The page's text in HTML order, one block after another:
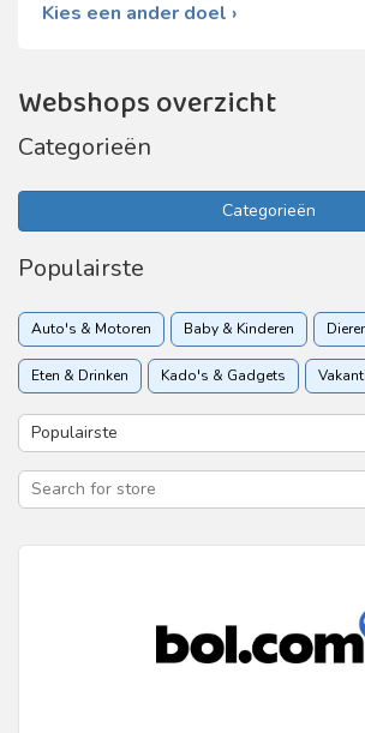
Kies een ander doel ›
Webshops overzicht
Categorieën
Categorieën
Populairste
Auto's & Motoren Baby & Kinderen
Eten & Drinken Kado's & Gadgets
Woon & Tuin